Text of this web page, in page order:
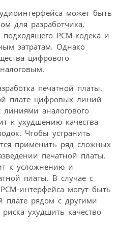
может быть
для разработчика,
подходящего PCM-кодека и
затратам. Однако
цифрового
печатной платы.
плате цифровых линий
аналогового
к ухудшению качества
Чтобы устранить
применить ряд сложных
печатной платы.
к усложнению и
платы. В случае с
интерфейса могут быть
плате рядом с другими
ухудшить качество